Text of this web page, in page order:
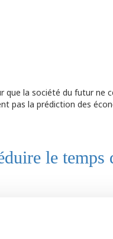
la société du futur ne
pas la prédiction des
le temps